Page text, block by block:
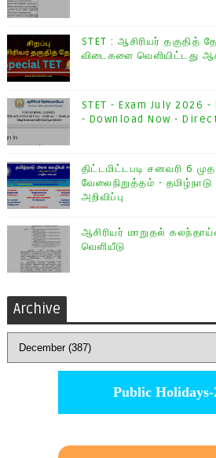
STET : ஆசிரியர் தகுதித்
விடைகளை வெளியிட்டது
STET - Exam July 2026
- Download Now -
திட்டமிட்டபடி சனவரி 6
வேலைநிறுத்தம் -
அறிவிப்பு
ஆசிரியர் மாறுதல்
வெளியீடு
Archive
Public Holidays-